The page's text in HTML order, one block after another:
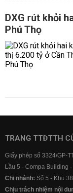
DXG rút khỏi
Phú Thọ
TRANG TTĐTTH
Giấy phép số 3324/GP-
Lầu 5 - Compa Building
Chi nhánh: Số 5 - Khu
Chịu trách nhiệm nội